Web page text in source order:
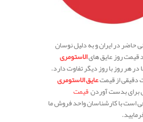
حاضر در ایران و به دلیل نوسان
قیمت روز عایق هایالاستومری
در هر روز با روز دیگر تفاوت دارد.
دقیقی از قیمتعایق الاستومری
برای بدست آوردنقیمت
است با کارشناسان واحد فروش ما